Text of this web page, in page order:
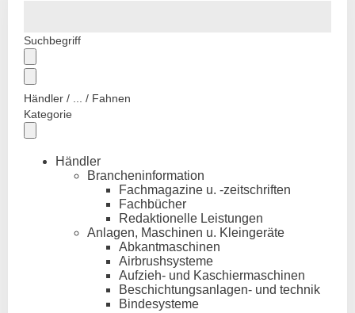
Suchbegriff
Händler / ... / Fahnen
Kategorie
Händler
Brancheninformation
Fachmagazine u. -zeitschriften
Fachbücher
Redaktionelle Leistungen
Anlagen, Maschinen u. Kleingeräte
Abkantmaschinen
Airbrushsysteme
Aufzieh- und Kaschiermaschinen
Beschichtungsanlagen- und technik
Bindesysteme